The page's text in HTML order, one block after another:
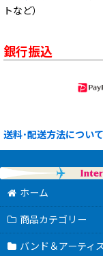
トなど）
銀行振込
送料･配送方法につい
ホーム
商品カテゴリー
バンド＆アーティ